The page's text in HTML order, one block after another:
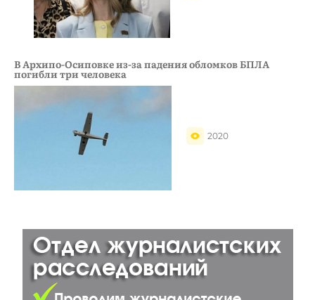
В Архипо-Осиповке из-за падения обломков БПЛА
погибли три человека
2020